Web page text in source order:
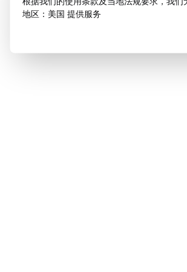
地区：美国 提供服务